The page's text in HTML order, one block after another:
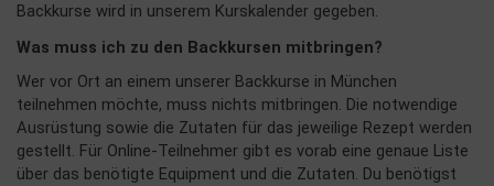
Backkurse wird in unserem Kurskalender gegeben.
Was muss ich zu den Backkursen mitbringen?
Wer vor Ort an einem unserer Backkurse in München
teilnehmen möchte, muss nichts mitbringen. Die notwendige
Ausrüstung sowie die Zutaten für das jeweilige Rezept werden
gestellt. Für Online-Teilnehmer gibt es vorab eine genaue Liste
über das benötigte Equipment und die Zutaten. Du benötigst